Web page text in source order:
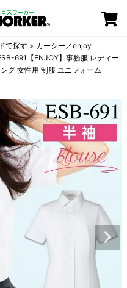
で探す
カーシー／enjoy
691【ENJOY】事務服 レディー
グ 女性用 制服 ユニフォーム